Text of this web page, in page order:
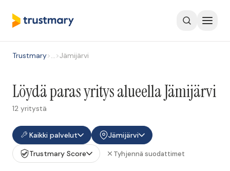
Trustmary>…>Jämijärvi
Löydä paras yritys alueella Jämijärvi
12 yritystä
Kaikki palvelut
Jämijärvi
Trustmary Score
Tyhjennä suodattimet